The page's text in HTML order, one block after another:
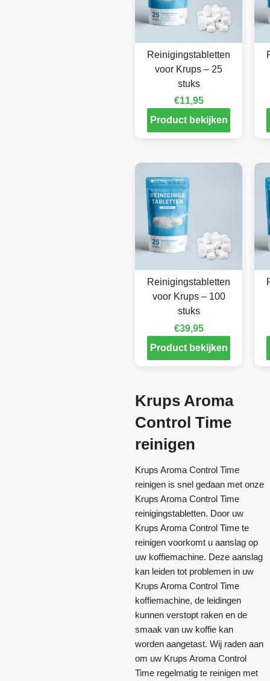
Reinigingstabletten
voor Krups – 25
stuks
€11,95
Product bekijken
Reinigingstabletten
voor Krups – 100
stuks
€39,95
Product bekijken
Krups Aroma
Control Time
reinigen
Krups Aroma Control Time
reinigen is snel gedaan met onze
Krups Aroma Control Time
reinigingstabletten. Door uw
Krups Aroma Control Time te
reinigen voorkomt u aanslag op
uw koffiemachine. Deze aanslag
kan leiden tot problemen in uw
Krups Aroma Control Time
koffiemachine, de leidingen
kunnen verstopt raken en de
smaak van uw koffie kan
worden aangetast. Wij raden aan
om uw Krups Aroma Control
Time regelmatig te reinigen met